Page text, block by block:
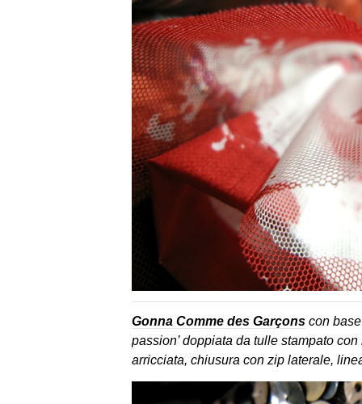
Gonna Comme des Garçonscon base
passion’ doppiata da tulle stampato
arricciata, chiusura con zip laterale,